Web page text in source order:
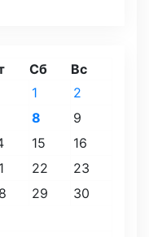
Сб Вс
1
2
8
9
15
16
22
23
29
30